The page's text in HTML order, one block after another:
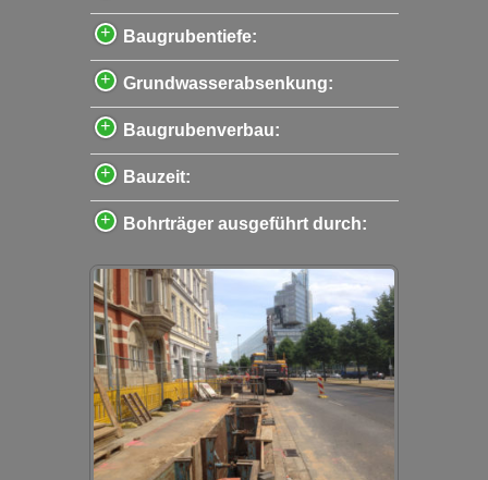
Baugrubentiefe:
Grundwasserabsenkung:
Baugrubenverbau:
Bauzeit:
Bohrträger ausgeführt durch: